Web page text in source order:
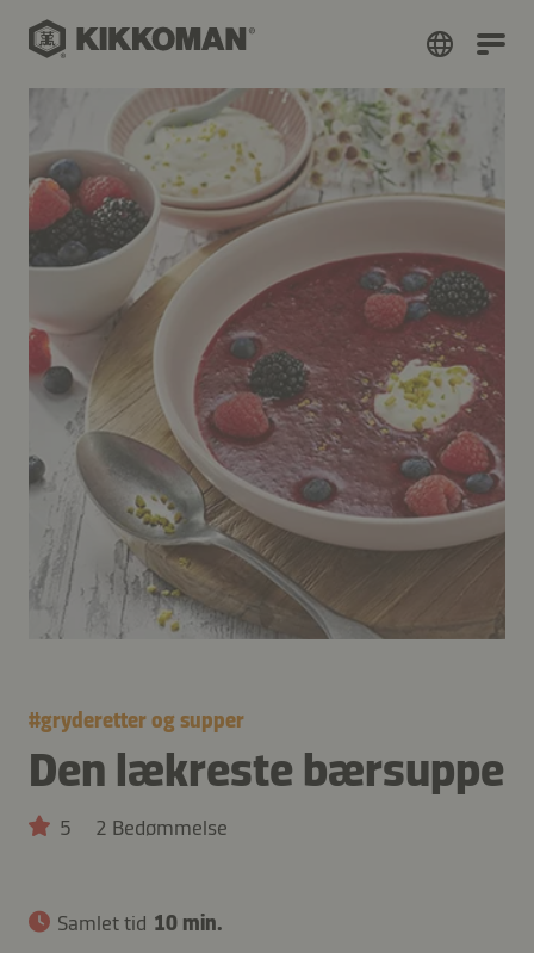
#gryderetter og supper
Den lækreste bærsuppe
5 2 Bedømmelse
Samlet tid 10 min.